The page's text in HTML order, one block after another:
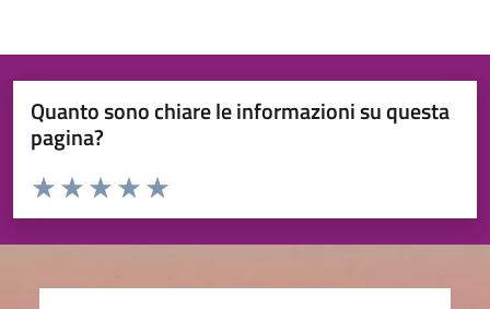
Quanto sono chiare le informazioni su questa
pagina?
Valuta da 1 a 5 stelle la pagina
Valuta 5 stelle su 5
Valuta 4 stelle su 5
Valuta 3 stelle su 5
Valuta 2 stelle su 5
Valuta 1 stelle su 5